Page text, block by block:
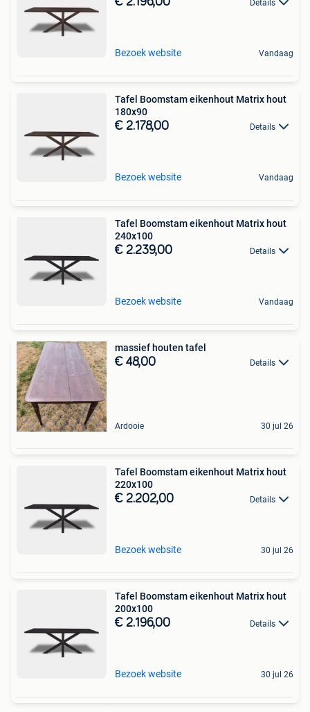
Details
Bezoek website Vandaag
Tafel Boomstam eikenhout Matrix hout
180x90
€ 2.178,00 Details
Bezoek website Vandaag
Tafel Boomstam eikenhout Matrix hout
240x100
€ 2.239,00 Details
Bezoek website Vandaag
massief houten tafel
€ 48,00 Details
Ardooie 30 jul 26
Tafel Boomstam eikenhout Matrix hout
220x100
€ 2.202,00 Details
Bezoek website 30 jul 26
Tafel Boomstam eikenhout Matrix hout
200x100
€ 2.196,00 Details
Bezoek website 30 jul 26